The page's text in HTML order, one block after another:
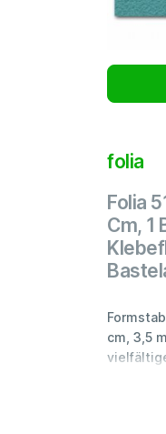
folia
Folia
Cm, 1
cm, 3,5